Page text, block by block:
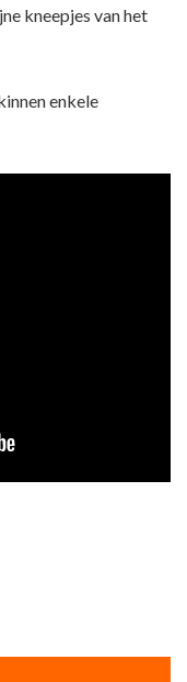
kneepjes van het
enkele